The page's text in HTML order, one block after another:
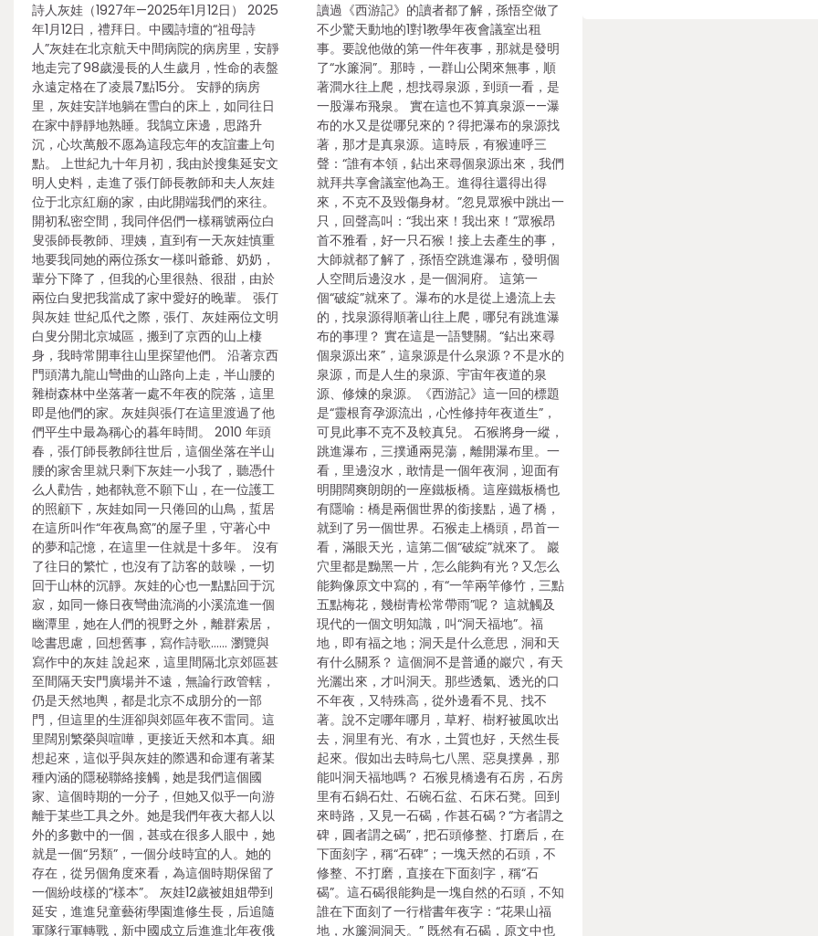
詩人灰娃（1927年—2025年1月12日） 2025
年1月12日，禮拜日。中國詩壇的“祖母詩
人”灰娃在北京航天中間病院的病房里，安靜
地走完了98歲漫長的人生歲月，性命的表盤
永遠定格在了凌晨7點15分。 安靜的病房
里，灰娃安詳地躺在雪白的床上，如同往日
在家中靜靜地熟睡。我鵠立床邊，思路升
沉，心坎萬般不愿為這段忘年的友誼畫上句
點。 上世紀九十年月初，我由於搜集延安文
明人史料，走進了張仃師長教師和夫人灰娃
位于北京紅廟的家，由此開端我們的來往。
開初私密空間，我同伴侶們一樣稱號兩位白
叟張師長教師、理姨，直到有一天灰娃慎重
地要我同她的兩位孫女一樣叫爺爺、奶奶，
輩分下降了，但我的心里很熱、很甜，由於
兩位白叟把我當成了家中愛好的晚輩。 張仃
與灰娃 世紀瓜代之際，張仃、灰娃兩位文明
白叟分開北京城區，搬到了京西的山上棲
身，我時常開車往山里探望他們。 沿著京西
門頭溝九龍山彎曲的山路向上走，半山腰的
雜樹森林中坐落著一處不年夜的院落，這里
即是他們的家。灰娃與張仃在這里渡過了他
們平生中最為稱心的暮年時間。 2010 年頭
春，張仃師長教師往世后，這個坐落在半山
腰的家舍里就只剩下灰娃一小我了，聽憑什
么人勸告，她都執意不願下山，在一位護工
的照顧下，灰娃如同一只倦回的山鳥，蜇居
在這所叫作“年夜鳥窩”的屋子里，守著心中
的夢和記憶，在這里一住就是十多年。 沒有
了往日的繁忙，也沒有了訪客的鼓噪，一切
回于山林的沉靜。灰娃的心也一點點回于沉
寂，如同一條日夜彎曲流淌的小溪流進一個
幽潭里，她在人們的視野之外，離群索居，
唸書思慮，回想舊事，寫作詩歌…… 瀏覽與
寫作中的灰娃 說起來，這里間隔北京郊區甚
至間隔天安門廣場并不遠，無論行政管轄，
仍是天然地輿，都是北京不成朋分的一部
門，但這里的生涯卻與郊區年夜不雷同。這
里闊別繁榮與喧嘩，更接近天然和本真。細
想起來，這似乎與灰娃的際遇和命運有著某
種內涵的隱秘聯絡接觸，她是我們這個國
家、這個時期的一分子，但她又似乎一向游
離于某些工具之外。她是我們年夜大都人以
外的多數中的一個，甚或在很多人眼中，她
就是一個“另類”，一個分歧時宜的人。她的
存在，從另個角度來看，為這個時期保留了
一個紛歧樣的“樣本”。 灰娃12歲被姐姐帶到
延安，進進兒童藝術學園進修生長，后追隨
軍隊行軍轉戰，新中國成立后進進北年夜俄
讀過《西游記》的讀者都了解，孫悟空做了
不少驚天動地的1對1教學年夜會議室出租
事。要說他做的第一件年夜事，那就是發明
了“水簾洞”。那時，一群山公閑來無事，順
著澗水往上爬，想找尋泉源，到頭一看，是
一股瀑布飛泉。 實在這也不算真泉源——瀑
布的水又是從哪兒來的？得把瀑布的泉源找
著，那才是真泉源。這時辰，有猴連呼三
聲：“誰有本領，鉆出來尋個泉源出來，我們
就拜共享會議室他為王。進得往還得出得
來，不克不及毀傷身材。”忽見眾猴中跳出一
只，回聲高叫：“我出來！我出來！”眾猴昂
首不雅看，好一只石猴！接上去產生的事，
大師就都了解了，孫悟空跳進瀑布，發明個
人空間后邊沒水，是一個洞府。 這第一
個“破綻”就來了。瀑布的水是從上邊流上去
的，找泉源得順著山往上爬，哪兒有跳進瀑
布的事理？ 實在這是一語雙關。“鉆出來尋
個泉源出來”，這泉源是什么泉源？不是水的
泉源，而是人生的泉源、宇宙年夜道的泉
源、修煉的泉源。《西游記》這一回的標題
是“靈根育孕源流出，心性修持年夜道生”，
可見此事不克不及較真兒。 石猴將身一縱，
跳進瀑布，三撲通兩晃蕩，離開瀑布里。一
看，里邊沒水，敢情是一個年夜洞，迎面有
明開闊爽朗朗的一座鐵板橋。這座鐵板橋也
有隱喻：橋是兩個世界的銜接點，過了橋，
就到了另一個世界。石猴走上橋頭，昂首一
看，滿眼天光，這第二個“破綻”就來了。 巖
穴里都是黝黑一片，怎么能夠有光？又怎么
能夠像原文中寫的，有“一竿兩竿修竹，三點
五點梅花，幾樹青松常帶雨”呢？ 這就觸及
現代的一個文明知識，叫“洞天福地”。福
地，即有福之地；洞天是什么意思，洞和天
有什么關系？ 這個洞不是普通的巖穴，有天
光灑出來，才叫洞天。那些透氣、透光的口
不年夜，又特殊高，從外邊看不見、找不
著。說不定哪年哪月，草籽、樹籽被風吹出
去，洞里有光、有水，土質也好，天然生長
起來。假如出去時烏七八黑、惡臭撲鼻，那
能叫洞天福地嗎？ 石猴見橋邊有石房，石房
里有石鍋石灶、石碗石盆、石床石凳。回到
來時路，又見一石碣，作甚石碣？“方者謂之
碑，圓者謂之碣”，把石頭修整、打磨后，在
下面刻字，稱“石碑”；一塊天然的石頭，不
修整、不打磨，直接在下面刻字，稱“石
碣”。這石碣很能夠是一塊自然的石頭，不知
誰在下面刻了一行楷書年夜字：“花果山福
地，水簾洞洞天。” 既然有石碣，原文中也